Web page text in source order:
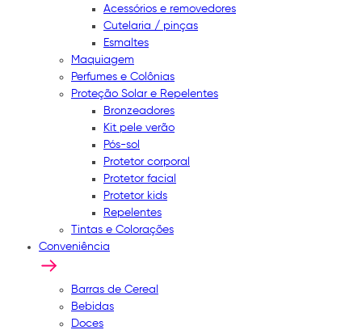
Acessórios e removedores
Cutelaria / pinças
Esmaltes
Maquiagem
Perfumes e Colônias
Proteção Solar e Repelentes
Bronzeadores
Kit pele verão
Pós-sol
Protetor corporal
Protetor facial
Protetor kids
Repelentes
Tintas e Colorações
Conveniência
Barras de Cereal
Bebidas
Doces